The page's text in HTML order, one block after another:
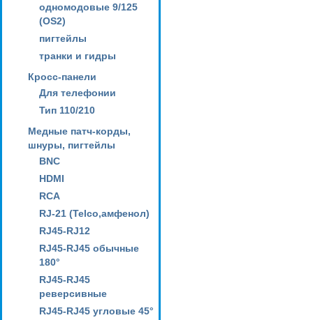
одномодовые 9/125
(OS2)
пигтейлы
транки и гидры
Кросс-панели
Для телефонии
Тип 110/210
Медные патч-корды,
шнуры, пигтейлы
BNC
HDMI
RCA
RJ-21 (Telco,амфенол)
RJ45-RJ12
RJ45-RJ45 обычные
180°
RJ45-RJ45
реверсивные
RJ45-RJ45 угловые 45°